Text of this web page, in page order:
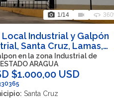
photo_camera 1/14 videocam 360
Local Industrial y Galpón
Santa Cruz, Lamas,
en la zona Industrial de
ARAGUA
$1.000,00 USD
Santa Cruz